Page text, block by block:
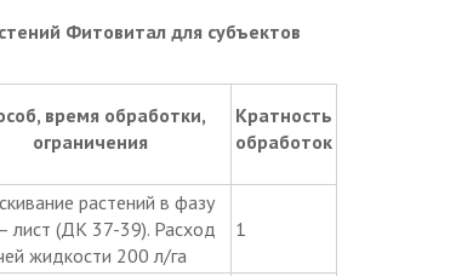
Фитовитал для субъектов
время обработки,
ограничения
Кратность
обработок
растений в фазу
лист (ДК 37-39). Расход
жидкости 200 л/га
1